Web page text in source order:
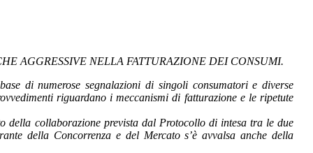
AGGRESSIVE NELLA FATTURAZIONE DEI CONSUMI.
di numerose segnalazioni di singoli consumatori e diverse
riguardano i meccanismi di fatturazione e le ripetute
della collaborazione prevista dal Protocollo di intesa tra le due
della Concorrenza e del Mercato s’è avvalsa anche della